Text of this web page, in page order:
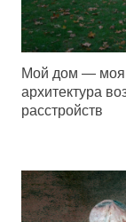
Мой дом — моя
архитектура
расстройств